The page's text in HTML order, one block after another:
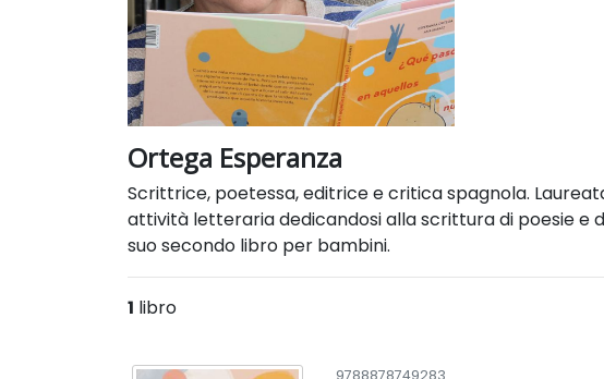
Ortega Esperanza
Scrittrice, poetessa, editrice e critica spagnola.
attività letteraria dedicandosi alla scrittura di poesie e
suo secondo libro per bambini.
1 libro
9788878749283